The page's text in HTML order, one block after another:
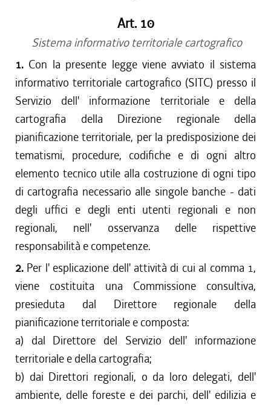
Art. 10
Sistema informativo territoriale cartografico
1. Con la presente legge viene avviato il sistema
informativo territoriale cartografico (SITC) presso il
Servizio dell' informazione territoriale e della
cartografia della Direzione regionale della
pianificazione territoriale, per la predisposizione dei
tematismi, procedure, codifiche e di ogni altro
elemento tecnico utile alla costruzione di ogni tipo
di cartografia necessario alle singole banche - dati
degli uffici e degli enti utenti regionali e non
regionali, nell' osservanza delle rispettive
responsabilità e competenze.
2. Per l' esplicazione dell' attività di cui al comma 1,
viene costituita una Commissione consultiva,
presieduta dal Direttore regionale della
pianificazione territoriale e composta:
a) dal Direttore del Servizio dell' informazione
territoriale e della cartografia;
b) dai Direttori regionali, o da loro delegati, dell'
ambiente, delle foreste e dei parchi, dell' edilizia e